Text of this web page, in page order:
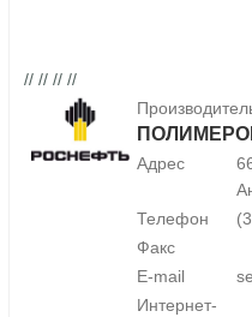
// // // //
Адрес
Телефон
Факс
E-mail
Интернет-